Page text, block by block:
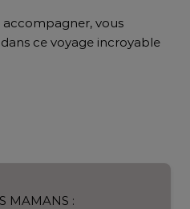
accompagner, vous
ce voyage incroyable
MAMANS :